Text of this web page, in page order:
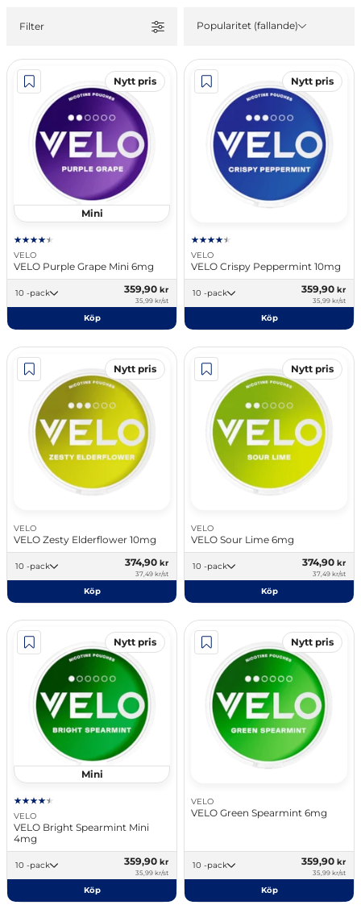
Filter Popularitet (fallande)
Nytt pris
Mini
VELO
VELO Purple Grape Mini 6mg
10 -pack 359,90 kr
35,99 kr/st
Köp
Nytt pris
VELO
VELO Crispy Peppermint 10mg
10 -pack 359,90 kr
35,99 kr/st
Köp
Nytt pris
VELO
VELO Zesty Elderflower 10mg
10 -pack 374,90 kr
37,49 kr/st
Köp
Nytt pris
VELO
VELO Sour Lime 6mg
10 -pack 374,90 kr
37,49 kr/st
Köp
Nytt pris
Mini
VELO
VELO Bright Spearmint Mini
4mg
10 -pack 359,90 kr
35,99 kr/st
Köp
Nytt pris
VELO
VELO Green Spearmint 6mg
10 -pack 359,90 kr
35,99 kr/st
Köp